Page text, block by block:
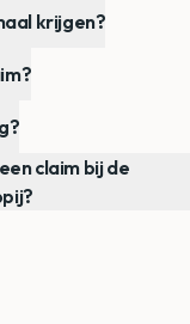
krijgen?
claim bij de